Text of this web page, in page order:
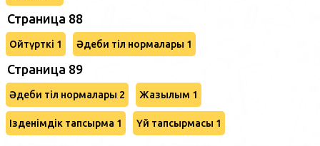
Страница 88
Ойтүрткі 1 Әдеби тіл нормалары 1
Страница 89
Әдеби тіл нормалары 2 Жазылым 1
Ізденімдік тапсырма 1 Үй тапсырмасы 1